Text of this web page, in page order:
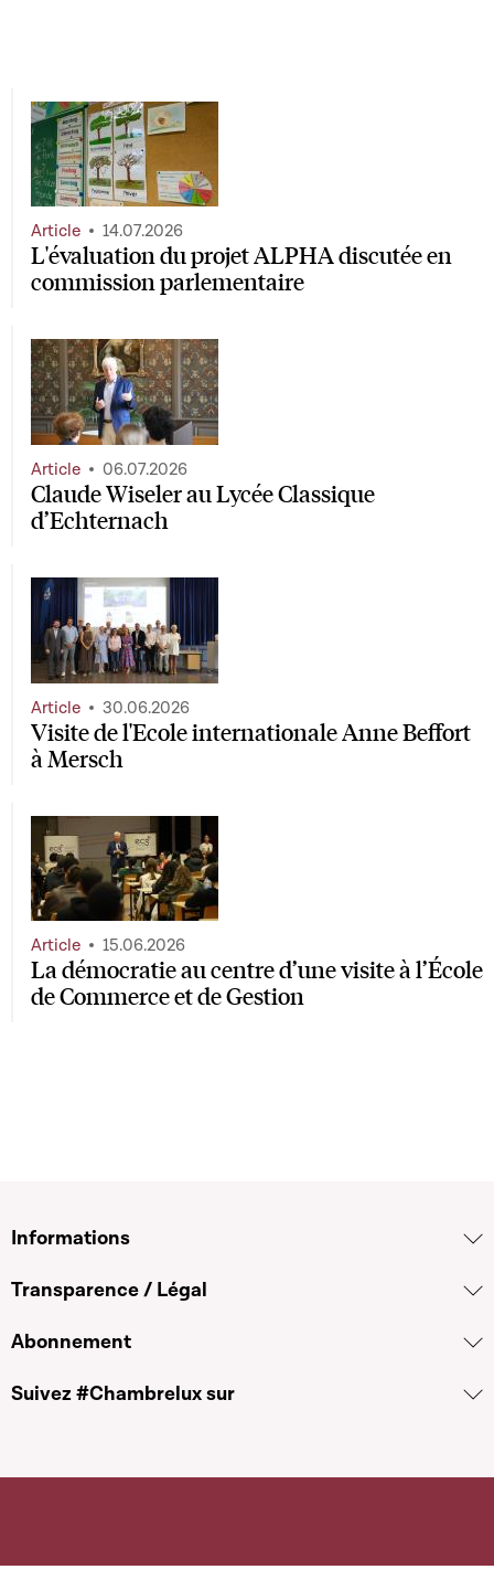
L'évaluation du projet ALPHA discutée en
commission parlementaire
Article 14.07.2026
Claude Wiseler au Lycée Classique
d’Echternach
Article 06.07.2026
Visite de l'Ecole internationale Anne Beffort
à Mersch
Article 30.06.2026
La démocratie au centre d’une visite à l’École
de Commerce et de Gestion
Article 15.06.2026
Informations
Transparence / Légal
Abonnement
Suivez #Chambrelux sur